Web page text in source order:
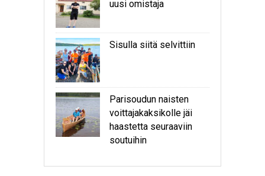
uusi omistaja
Sisulla siitä selvittiin
Parisoudun naisten
voittajakaksikolle jäi
haastetta seuraaviin
soutuihin